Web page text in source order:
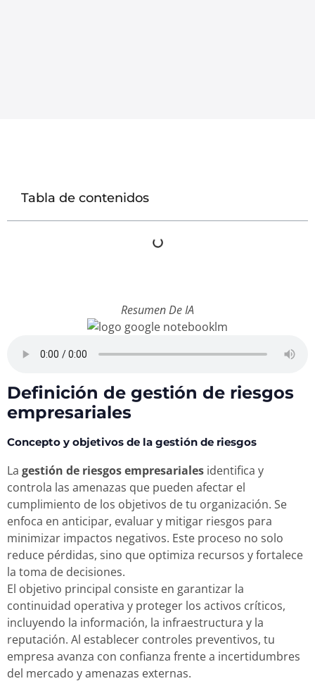
Tabla de contenidos
Resumen De IA
Definición de gestión de riesgos
empresariales
Concepto y objetivos de la gestión de riesgos
La gestión de riesgos empresariales identifica y
controla las amenazas que pueden afectar el
cumplimiento de los objetivos de tu organización. Se
enfoca en anticipar, evaluar y mitigar riesgos para
minimizar impactos negativos. Este proceso no solo
reduce pérdidas, sino que optimiza recursos y fortalece
la toma de decisiones.
El objetivo principal consiste en garantizar la
continuidad operativa y proteger los activos críticos,
incluyendo la información, la infraestructura y la
reputación. Al establecer controles preventivos, tu
empresa avanza con confianza frente a incertidumbres
del mercado y amenazas externas.